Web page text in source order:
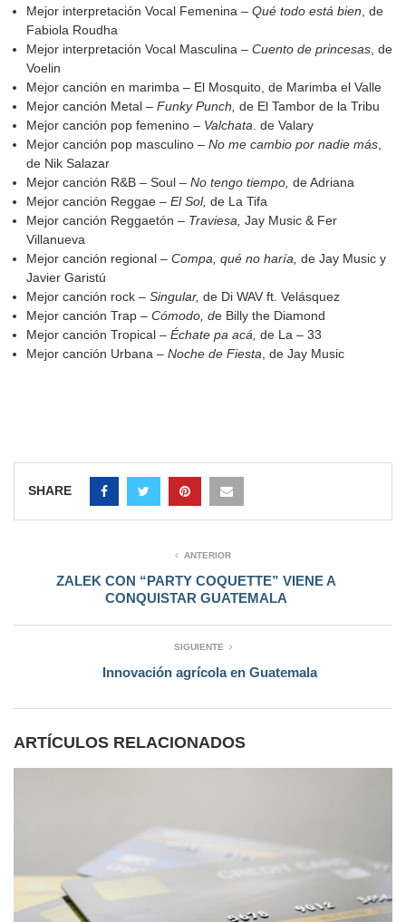
Mejor interpretación Vocal Femenina – Qué todo está bien , de
Fabiola Roudha
Mejor interpretación Vocal Masculina – Cuento de princesas , de
Voelin
Mejor canción en marimba – El Mosquito, de Marimba el Valle
Mejor canción Metal – Funky Punch, de El Tambor de la Tribu
Mejor canción pop femenino – Valchata . de Valary
Mejor canción pop masculino – No me cambio por nadie más
de Nik Salazar
Mejor canción R&B – Soul – No tengo tiempo, de Adriana
Mejor canción Reggae – El Sol, de La Tifa
Mejor canción Reggaetón – Traviesa, Jay Music & Fer
Villanueva
Mejor canción regional – Compa, qué no haría, de Jay Music y
Javier Garistú
Mejor canción rock – Singular, de Di WAV ft. Velásquez
Mejor canción Trap – Cómodo, de Billy the Diamond
Mejor canción Tropical – Échate pa acá, de La – 33
Mejor canción Urbana – Noche de Fiesta , de Jay Music
SHARE
ANTERIOR
ZALEK CON “PARTY COQUETTE” VIENE A
CONQUISTAR GUATEMALA
SIGUIENTE
Innovación agrícola en Guatemala
ARTÍCULOS RELACIONADOS